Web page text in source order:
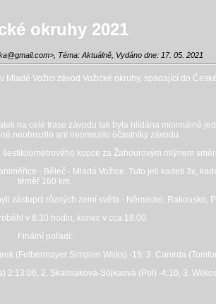
okruhy 2021
>, Téma: Aktuálně, Vydáno dne: 17. 05. 2021
Vožici závod Vožické okruhy, spadající do
na celé trase závodu tak byla hlídána minimálně
neohrozilo ani neomezilo účastníky závodu.
kopce za Žahourovým mlýnem
- Běleč - Mladá Vožice. Tuto jeli kadeti 3x,
téměř 160 km.
zástupci různých zemí světa - Německo, Rakousko,
v 8:30 hodin, konec v cca 18:00.
Finální pořadí:
(Felbermayer Simplon Weks) -19; 3. Camrda
2:13:06, 2. Skalniaková-Sójkaová (Pol) -4:10, 3.